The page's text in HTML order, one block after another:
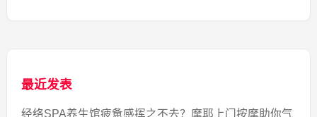
最近发表
经络SPA养生馆疲惫感挥之不去？摩耶上门按摩助你气